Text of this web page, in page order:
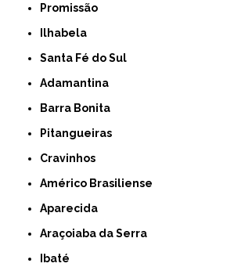
Promissão
Ilhabela
Santa Fé do Sul
Adamantina
Barra Bonita
Pitangueiras
Cravinhos
Américo Brasiliense
Aparecida
Araçoiaba da Serra
Ibaté